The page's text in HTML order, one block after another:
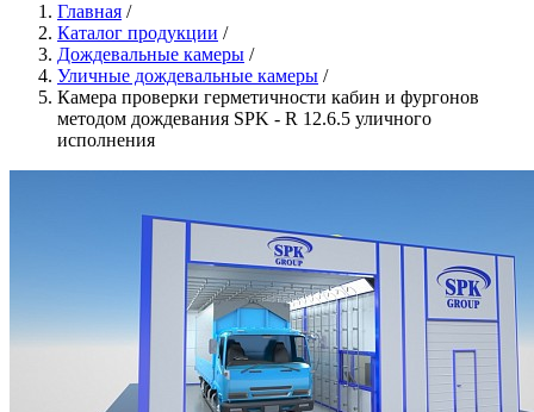
Главная /
Каталог продукции /
Дождевальные камеры /
Уличные дождевальные камеры /
Камера проверки герметичности кабин и фургонов
методом дождевания SPK ‐ R 12.6.5 уличного
исполнения